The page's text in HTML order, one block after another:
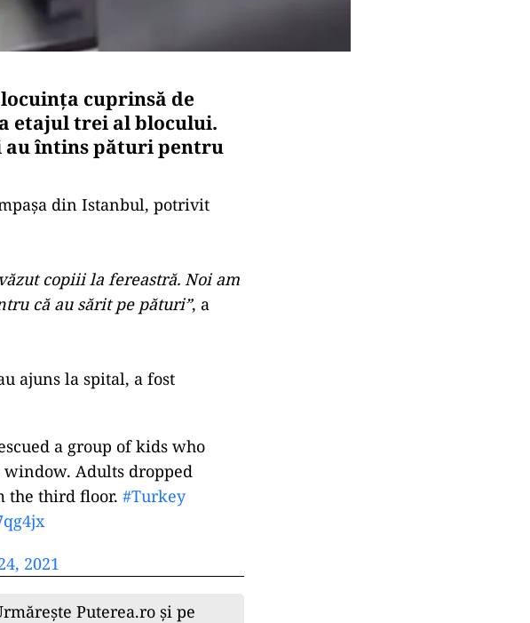
cuprinsă de
etajul trei al blocului.
întins pături pentru
din Istanbul, potrivit
copiii la fereastră. Noi am
că au sărit pe pături”, a
ajuns la spital, a fost
a group of kids who
Adults dropped
the third floor. #Turkey
2021
Puterea.ro și pe